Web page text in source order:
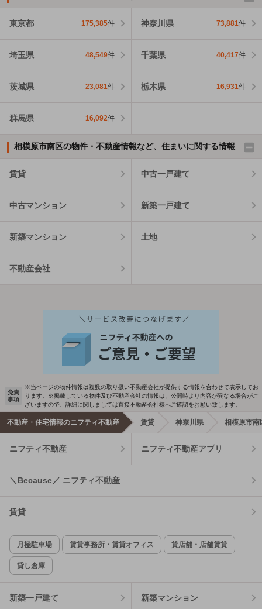
東京都 175,385件 神奈川県 73,881件
埼玉県 48,549件 千葉県 40,417件
茨城県 23,081件 栃木県 16,931件
群馬県 16,092件
相模原市南区の物件・不動産情報など、住まいに関する情報
賃貸 中古一戸建て
中古マンション 新築一戸建て
新築マンション 土地
不動産会社
免責
事項
※当ページの物件情報は複数の取り扱い不動産会社が提供する情報を合わせて表示してお
ります。※掲載している物件及び不動産会社の情報は、公開時より内容が異なる場合がご
ざいますので、詳細に関しましては直接不動産会社様へご確認をお願い致します。
不動産・住宅情報のニフティ不動産 賃貸 神奈川県 相模原市南
ニフティ不動産 ニフティ不動産アプリ
＼Because／ ニフティ不動産
賃貸
月極駐車場 賃貸事務所・賃貸オフィス 貸店舗・店舗賃貸
貸し倉庫
新築一戸建て 新築マンション